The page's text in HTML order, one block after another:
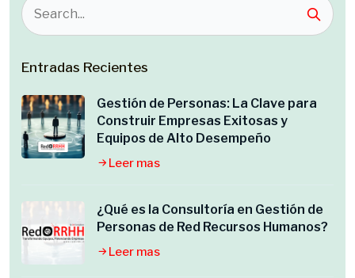
Entradas Recientes
Gestión de Personas: La Clave para
Construir Empresas Exitosas y
Equipos de Alto Desempeño
Leer mas
¿Qué es la Consultoría en Gestión de
Personas de Red Recursos Humanos?
Leer mas